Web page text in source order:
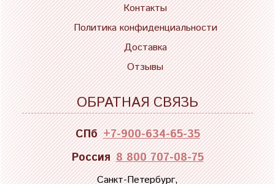
Контакты
Политика конфиденциальности
Доставка
Отзывы
ОБРАТНАЯ СВЯЗЬ
СПб +7-900-634-65-35
Россия 8 800 707-08-75
Санкт-Петербург,